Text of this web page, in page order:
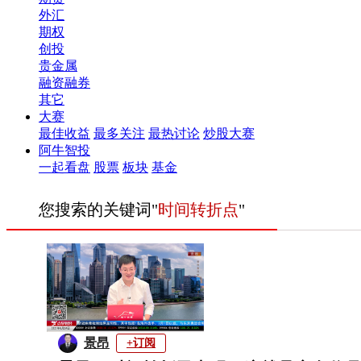
外汇
期权
创投
贵金属
融资融券
其它
大赛
最佳收益 最多关注 最热讨论 炒股大赛
阿牛智投
一起看盘 股票 板块 基金
您搜索的关键词"时间转折点"
景昂 +订阅